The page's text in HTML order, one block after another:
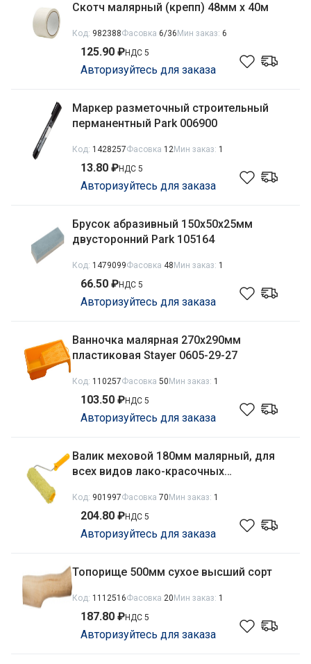
Скотч малярный (крепп) 48мм х 40м
Код: 982388Фасовка 6/36 Мин заказ: 6
125.90 ₽НДС 5
Авторизуйтесь для заказа
Маркер разметочный строительный
перманентный Park 006900
Код: 1428257Фасовка 12Мин заказ: 1
13.80 ₽НДС 5
Авторизуйтесь для заказа
Брусок абразивный 150х50х25мм
двусторонний Park 105164
Код: 1479099Фасовка 48 Мин заказ: 1
66.50 ₽НДС 5
Авторизуйтесь для заказа
Ванночка малярная 270х290мм
пластиковая Stayer 0605-29-27
Код: 110257Фасовка 50 Мин заказ: 1
103.50 ₽НДС 5
Авторизуйтесь для заказа
Валик меховой 180мм малярный, для
всех видов лако-красочных
Код: 901997Фасовка 70 Мин заказ: 1
204.80 ₽НДС 5
Авторизуйтесь для заказа
Топорище 500мм сухое высший сорт
Код: 1112516Фасовка 20 Мин заказ: 1
187.80 ₽НДС 5
Авторизуйтесь для заказа